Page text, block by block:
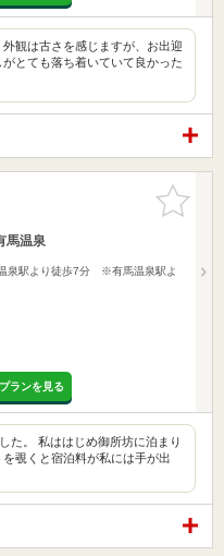
観は古さを感じますが、お出迎
とても落ち着いていて良かった
お気に入
りに追加
馬温泉
泉駅より徒歩7分 ※有馬温泉駅よ
ランを見る
た。 私ははじめ御所坊に泊まり
覗くと宿泊料が私には手が出